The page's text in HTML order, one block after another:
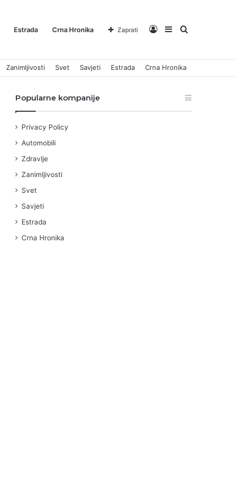
Estrada Crna Hronika Pretraga
Sidebar
Log
Zaprati
Zanimljivosti Svet Savjeti Estrada Crna Hronika
Popularne kompanije
Privacy Policy
Automobili
Zdravlje
Zanimljivosti
Svet
Savjeti
Estrada
Crna Hronika